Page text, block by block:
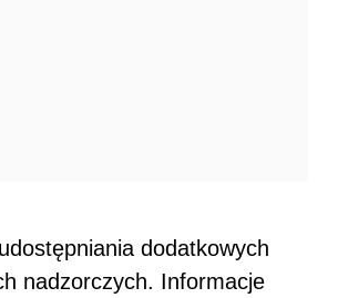
dodatkowych
nadzorczych. Informacje